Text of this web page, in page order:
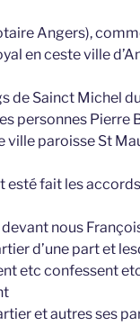
Angers),
en ceste ville
de Sainct Michel
personnes Pierre
ville paroisse St
esté fait les
nous
d’une part et
etc confessent
et autres ses